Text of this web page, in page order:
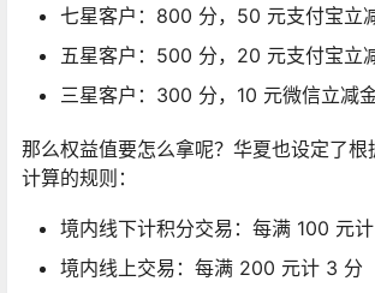
七星客户：800 分，50 元支付宝立
五星客户：500 分，20 元支付宝立
三星客户：300 分，10 元微信立减
那么权益值要怎么拿呢？华夏也设定了根
计算的规则：
境内线下计积分交易：每满 100 元
境内线上交易：每满 200 元计 3 分